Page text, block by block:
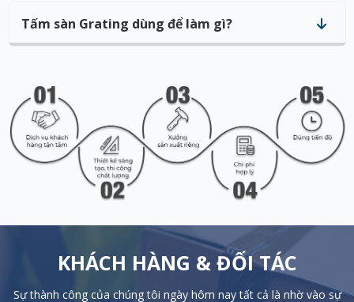
Tấm sàn Grating dùng để làm gì?
KHÁCH HÀNG & ĐỐI TÁC
Sự thành công của chúng tôi ngày hôm nay tất cả là nhờ vào sự